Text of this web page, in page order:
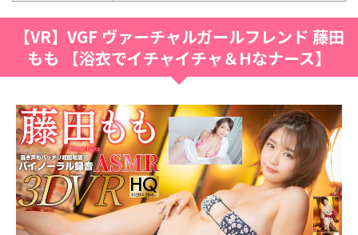
【VR】VGF ヴァーチャルガールフレンド 藤田
もも 【浴衣でイチャイチャ＆Hなナース】